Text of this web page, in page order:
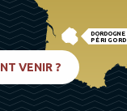
DORDOGNE
PÉRIGORD
VENIR ?